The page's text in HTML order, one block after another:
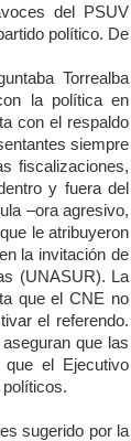
del PSUV
político. De
Torrealba
la política en
con el respaldo
siempre
fiscalizaciones,
y fuera del
–ora agresivo,
le atribuyeron
la invitación de
(UNASUR). La
que el CNE no
el referendo.
que las
el Ejecutivo
sugerido por la